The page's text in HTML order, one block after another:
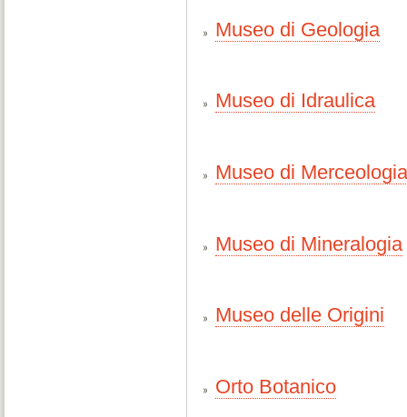
Museo di Geologia
Museo di Idraulica
Museo di
Museo di Mineralogia
Museo delle Origini
Orto Botanico